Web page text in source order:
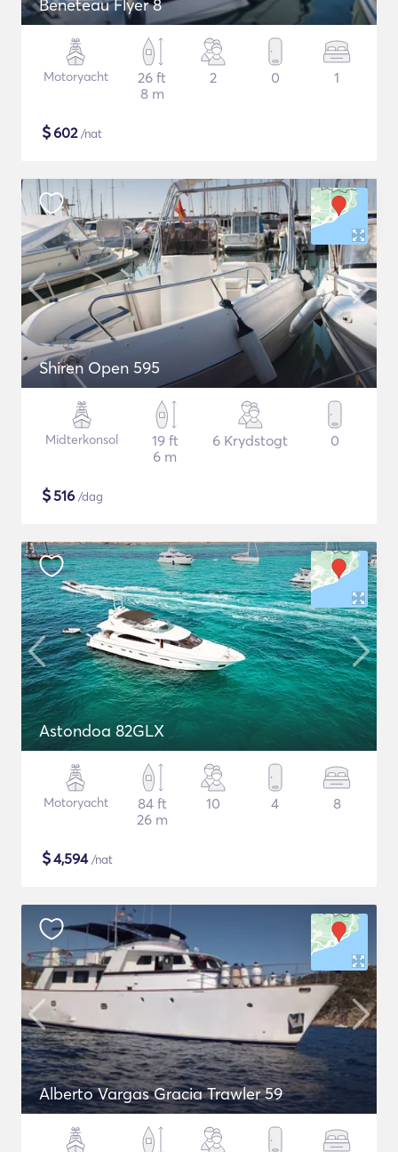
Beneteau Flyer 8
Motoryacht
26 ft
8 m
2 0 1
$602/nat
Shiren Open 595
Midterkonsol
19 ft
6 m
6 Krydstogt 0
$516 /dag
Astondoa 82GLX
Motoryacht
84 ft
26 m
10 4 8
$4,594/nat
Alberto Vargas Gracia Trawler 59